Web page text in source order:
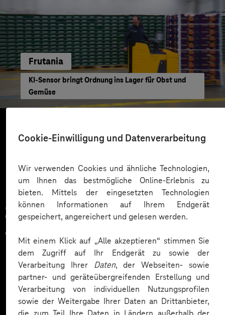
Cookie-Einwilligung und Datenverarbeitung
Wir verwenden Cookies und ähnliche Technologien,
um Ihnen das bestmögliche Online-Erlebnis zu
bieten. Mittels der eingesetzten Technologien
können Informationen auf Ihrem Endgerät
gespeichert, angereichert und gelesen werden.
Mit einem Klick auf „Alle akzeptieren“ stimmen Sie
dem Zugriff auf Ihr Endgerät zu sowie der
Verarbeitung Ihrer Daten, der Webseiten- sowie
partner- und geräteübergreifenden Erstellung und
Verarbeitung von individuellen Nutzungsprofilen
sowie der Weitergabe Ihrer Daten an Drittanbieter,
Frutania
KI-Sensor bringt Ordnung ins Lager für Obst und
Gemüse
Mehr laden
Zahlreiche Unternehmen
vertrauen auf unsere
Expertise. Hier eine Auswahl: